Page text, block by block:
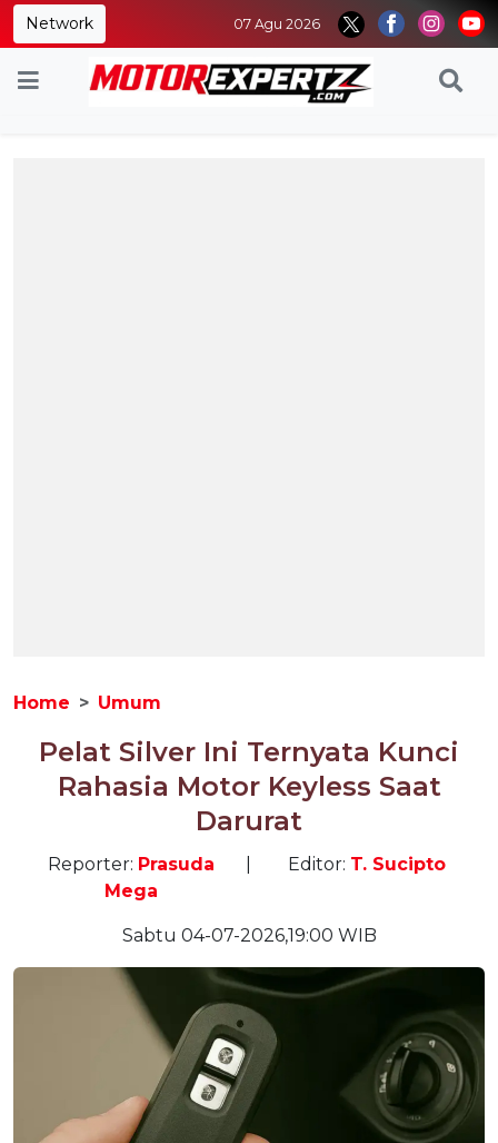
Network 07 Agu 2026
Home Umum
Pelat Silver Ini Ternyata Kunci
Rahasia Motor Keyless Saat
Darurat
Reporter: Prasuda
Mega
Editor: T. Sucipto
Sabtu 04-07-2026,19:00 WIB